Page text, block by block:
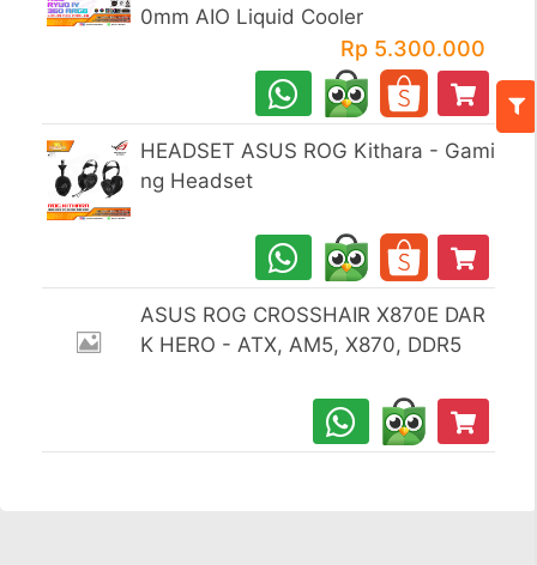
0mm AIO Liquid Cooler
Rp 5.300.000
HEADSET ASUS ROG Kithara - Gami
ng Headset
ASUS ROG CROSSHAIR X870E DAR
K HERO - ATX, AM5, X870, DDR5